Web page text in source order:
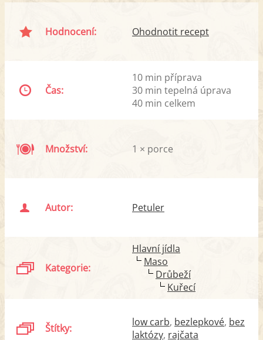
Hodnocení: Ohodnotit recept
Čas:
10 min příprava
30 min tepelná úprava
40 min celkem
Množství: 1 × porce
Autor: Petuler
Kategorie:
Hlavní jídla
Maso
Drůbeží
Kuřecí
Štítky: low carb bezlepkové bez
laktózy rajčata